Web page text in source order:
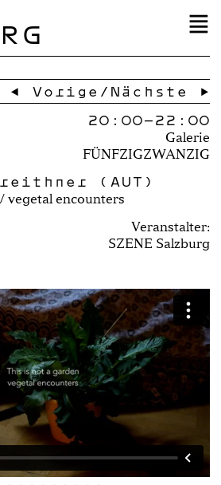
← Vorige / Nächste →
20:00–22:00
Galerie
FÜNFZIGZWANZIG
(AUT)
vegetal encounters
Veranstalter:
SZENE Salzburg